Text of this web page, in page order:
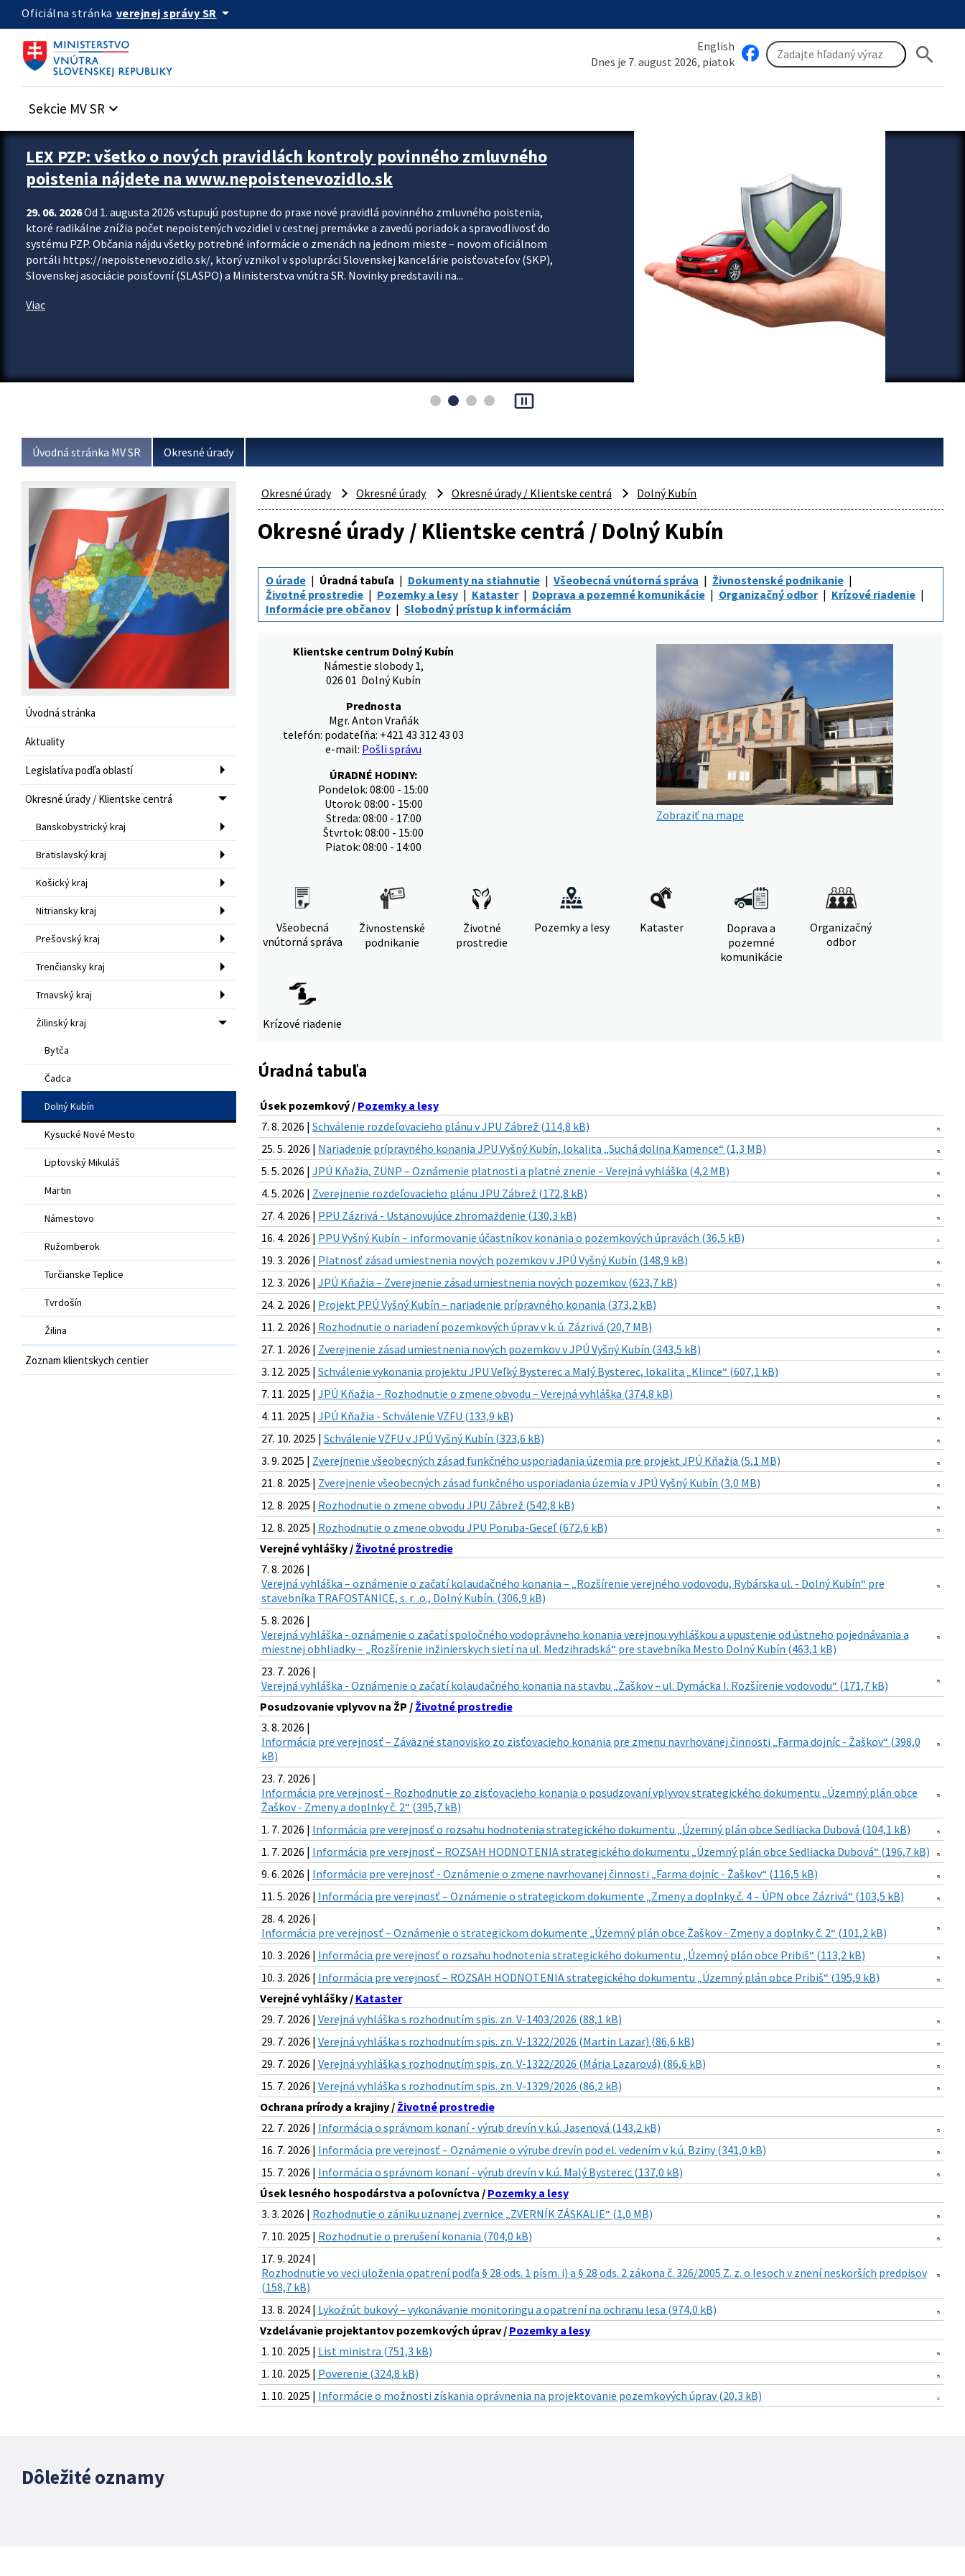
Preskocit na hlavný obsah
Oficiálna stránka verejnej správy SR arrow_drop_down
English
Dnes je 7. august 2026, piatok
search
Sekcie MV SR keyboard_arrow_down
Zastavit automatický posun upútavok
LEX PZP: všetko o nových pravidlách kontroly povinného zmluvného
poistenia nájdete na www.nepoistenevozidlo.sk
29. 06. 2026Od 1. augusta 2026 vstupujú postupne do praxe nové pravidlá povinného zmluvného poistenia,
ktoré radikálne znížia počet nepoistených vozidiel v cestnej premávke a zavedú poriadok a spravodlivosť do
systému PZP. Občania nájdu všetky potrebné informácie o zmenách na jednom mieste – novom oficiálnom
portáli https://nepoistenevozidlo.sk/, ktorý vznikol v spolupráci Slovenskej kancelárie poisťovateľov (SKP),
Slovenskej asociácie poisťovní (SLASPO) a Ministerstva vnútra SR. Novinky predstavili na...
Viac
pause_presentation
Úvodná stránka MV SR Okresné úrady
Úvodná stránka
Aktuality
Legislatíva podľa oblastí
Okresné úrady / Klientske centrá
Banskobystrický kraj
Bratislavský kraj
Košický kraj
Nitriansky kraj
Prešovský kraj
Trenčiansky kraj
Trnavský kraj
Žilinský kraj
Bytča
Čadca
Dolný Kubín
Kysucké Nové Mesto
Liptovský Mikuláš
Martin
Námestovo
Ružomberok
Turčianske Teplice
Tvrdošín
Žilina
Zoznam klientskych centier
Okresné úrady Okresné úrady Okresné úrady / Klientske centrá Dolný Kubín
Okresné úrady / Klientske centrá / Dolný Kubín
O úrade Úradná tabuľa Dokumenty na stiahnutie Všeobecná vnútorná správa
Živnostenské podnikanie
Životné prostredie
Pozemky a lesy Kataster Doprava a pozemné komunikácie Organizačný odbor
Krízové riadenie
Informácie pre občanov
Slobodný prístup k informáciám
Klientske centrum Dolný Kubín
Námestie slobody 1,
026 01 Dolný Kubín
Prednosta
Mgr. Anton Vraňák
telefón: podateľňa: +421 43 312 43 03
e-mail: Pošli správu
ÚRADNÉ HODINY:
Pondelok: 08:00 - 15:00
Utorok: 08:00 - 15:00
Streda: 08:00 - 17:00
Štvrtok: 08:00 - 15:00
Piatok: 08:00 - 14:00
Zobraziť na mape
Všeobecná
vnútorná správa
Živnostenské
podnikanie
Životné
prostredie
Pozemky a lesy Kataster
Doprava a
pozemné
komunikácie
Organizačný
odbor
Krízové riadenie
Úradná tabuľa
Úsek pozemkový / Pozemky a lesy
7. 8. 2026 | Schválenie rozdeľovacieho plánu v JPU Zábrež (114,8 kB)
25. 5. 2026 | Nariadenie prípravného konania JPU Vyšný Kubín, lokalita „Suchá dolina Kamence“ (1,3 MB)
5. 5. 2026 | JPÚ Kňažia, ZUNP – Oznámenie platnosti a platné znenie – Verejná vyhláška (4,2 MB)
4. 5. 2026 | Zverejnenie rozdeľovacieho plánu JPU Zábrež (172,8 kB)
27. 4. 2026 | PPU Zázrivá - Ustanovujúce zhromaždenie (130,3 kB)
16. 4. 2026 | PPU Vyšný Kubín – informovanie účastníkov konania o pozemkových úpravách (36,5 kB)
19. 3. 2026 | Platnosť zásad umiestnenia nových pozemkov v JPÚ Vyšný Kubín (148,9 kB)
12. 3. 2026 | JPÚ Kňažia – Zverejnenie zásad umiestnenia nových pozemkov (623,7 kB)
24. 2. 2026 | Projekt PPÚ Vyšný Kubín – nariadenie prípravného konania (373,2 kB)
11. 2. 2026 | Rozhodnutie o nariadení pozemkových úprav v k. ú. Zázrivá (20,7 MB)
27. 1. 2026 | Zverejnenie zásad umiestnenia nových pozemkov v JPÚ Vyšný Kubín (343,5 kB)
3. 12. 2025 | Schválenie vykonania projektu JPU Veľký Bysterec a Malý Bysterec, lokalita „Klince“ (607,1 kB)
7. 11. 2025 | JPÚ Kňažia – Rozhodnutie o zmene obvodu – Verejná vyhláška (374,8 kB)
4. 11. 2025 | JPÚ Kňažia - Schválenie VZFU (133,9 kB)
27. 10. 2025 | Schválenie VZFU v JPÚ Vyšný Kubín (323,6 kB)
3. 9. 2025 | Zverejnenie všeobecných zásad funkčného usporiadania územia pre projekt JPÚ Kňažia (5,1 MB)
21. 8. 2025 | Zverejnenie všeobecných zásad funkčného usporiadania územia v JPÚ Vyšný Kubín (3,0 MB)
12. 8. 2025 | Rozhodnutie o zmene obvodu JPU Zábrež (542,8 kB)
12. 8. 2025 | Rozhodnutie o zmene obvodu JPU Poruba-Geceľ (672,6 kB)
Verejné vyhlášky / Životné prostredie
7. 8. 2026 |
Verejná vyhláška – oznámenie o začatí kolaudačného konania – „Rozšírenie verejného vodovodu, Rybárska ul. - Dolný Kubín“ pre
stavebníka TRAFOSTANICE, s. r. .o., Dolný Kubín. (306,9 kB)
5. 8. 2026 |
Verejná vyhláška - oznámenie o začatí spoločného vodoprávneho konania verejnou vyhláškou a upustenie od ústneho pojednávania a
miestnej obhliadky – „Rozšírenie inžinierskych sietí na ul. Medzihradská“ pre stavebníka Mesto Dolný Kubín (463,1 kB)
23. 7. 2026 |
Verejná vyhláška - Oznámenie o začatí kolaudačného konania na stavbu „Žaškov – ul. Dymácka I. Rozšírenie vodovodu“ (171,7 kB)
Posudzovanie vplyvov na ŽP / Životné prostredie
3. 8. 2026 |
Informácia pre verejnosť – Záväzné stanovisko zo zisťovacieho konania pre zmenu navrhovanej činnosti „Farma dojníc - Žaškov“ (398,0
kB)
23. 7. 2026 |
Informácia pre verejnosť – Rozhodnutie zo zisťovacieho konania o posudzovaní vplyvov strategického dokumentu „Územný plán obce
Žaškov - Zmeny a doplnky č. 2“ (395,7 kB)
1. 7. 2026 | Informácia pre verejnosť o rozsahu hodnotenia strategického dokumentu „Územný plán obce Sedliacka Dubová (104,1 kB)
1. 7. 2026 | Informácia pre verejnosť – ROZSAH HODNOTENIA strategického dokumentu „Územný plán obce Sedliacka Dubová“ (196,7 kB)
9. 6. 2026 | Informácia pre verejnosť - Oznámenie o zmene navrhovanej činnosti „Farma dojníc - Žaškov“ (116,5 kB)
11. 5. 2026 | Informácia pre verejnosť – Oznámenie o strategickom dokumente „Zmeny a doplnky č. 4 – ÚPN obce Zázrivá“ (103,5 kB)
28. 4. 2026 |
Informácia pre verejnosť – Oznámenie o strategickom dokumente „Územný plán obce Žaškov - Zmeny a doplnky č. 2“ (101,2 kB)
10. 3. 2026 | Informácia pre verejnosť o rozsahu hodnotenia strategického dokumentu „Územný plán obce Pribiš“ (113,2 kB)
10. 3. 2026 | Informácia pre verejnosť – ROZSAH HODNOTENIA strategického dokumentu „Územný plán obce Pribiš“ (195,9 kB)
Verejné vyhlášky / Kataster
29. 7. 2026 | Verejná vyhláška s rozhodnutím spis. zn. V-1403/2026 (88,1 kB)
29. 7. 2026 | Verejná vyhláška s rozhodnutím spis. zn. V-1322/2026 (Martin Lazar) (86,6 kB)
29. 7. 2026 | Verejná vyhláška s rozhodnutím spis. zn. V-1322/2026 (Mária Lazarová) (86,6 kB)
15. 7. 2026 | Verejná vyhláška s rozhodnutím spis. zn. V-1329/2026 (86,2 kB)
Ochrana prírody a krajiny / Životné prostredie
22. 7. 2026 | Informácia o správnom konaní - výrub drevín v k.ú. Jasenová (143,2 kB)
16. 7. 2026 | Informácia pre verejnosť – Oznámenie o výrube drevín pod el. vedením v k.ú. Bziny (341,0 kB)
15. 7. 2026 | Informácia o správnom konaní - výrub drevín v k.ú. Malý Bysterec (137,0 kB)
Úsek lesného hospodárstva a poľovníctva / Pozemky a lesy
3. 3. 2026 | Rozhodnutie o zániku uznanej zvernice „ZVERNÍK ZÁSKALIE“ (1,0 MB)
7. 10. 2025 | Rozhodnutie o prerušení konania (704,0 kB)
17. 9. 2024 |
Rozhodnutie vo veci uloženia opatrení podľa § 28 ods. 1 písm. i) a § 28 ods. 2 zákona č. 326/2005 Z. z. o lesoch v znení neskorších predpisov
(158,7 kB)
13. 8. 2024 | Lykožrút bukový – vykonávanie monitoringu a opatrení na ochranu lesa (974,0 kB)
Vzdelávanie projektantov pozemkových úprav / Pozemky a lesy
1. 10. 2025 | List ministra (751,3 kB)
1. 10. 2025 | Poverenie (324,8 kB)
1. 10. 2025 | Informácie o možnosti získania oprávnenia na projektovanie pozemkových úprav (20,3 kB)
Dôležité oznamy